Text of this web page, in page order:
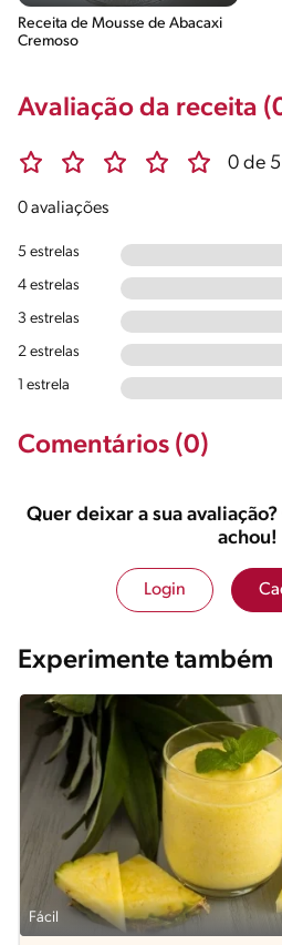
Receita de Mousse de Abacaxi
Cremoso
Avaliação da receita
0 de 5
0 avaliações
5 estrelas
4 estrelas
3 estrelas
2 estrelas
1 estrela
Comentários (0)
Quer deixar a sua
achou!
Login
Experimente também
Fácil